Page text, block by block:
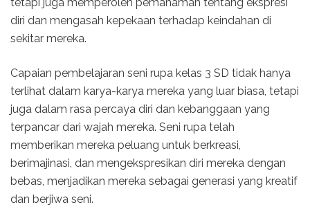
diri dan mengasah kepekaan terhadap keindahan di
sekitar mereka.
Capaian pembelajaran seni rupa kelas 3 SD tidak hanya
terlihat dalam karya-karya mereka yang luar biasa, tetapi
juga dalam rasa percaya diri dan kebanggaan yang
terpancar dari wajah mereka. Seni rupa telah
memberikan mereka peluang untuk berkreasi,
berimajinasi, dan mengekspresikan diri mereka dengan
bebas, menjadikan mereka sebagai generasi yang kreatif
dan berjiwa seni.